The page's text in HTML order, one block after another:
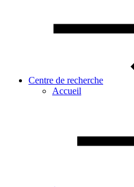
Centre de recherche
Accueil